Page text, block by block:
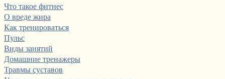
Что такое фитнес
О вреде жира
Как тренироваться
Пульс
Виды занятий
Домашние тренажеры
Травмы суставов